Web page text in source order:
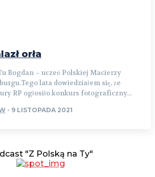
orła
Bogdan – uczeń Polskiej Macierzy
lata dowiedziałem się, że
RP ogłosiło konkurs fotograficzny...
- 9 LISTOPADA 2021
"Z Polską na Ty"